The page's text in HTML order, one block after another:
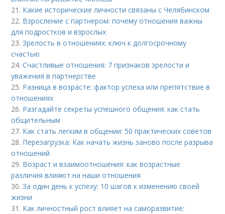
21. Какие исторические личности связаны с Челябинском
22. Взросление с партнером: почему отношения важны
для подростков и взрослых
23.Зрелость в отношениях: ключ к долгосрочному
счастью
24.Счастливые отношения: 7 признаков зрелости и
уважения в партнерстве
25. Разница в возрасте: фактор успеха или препятствие в
отношениях
26. Разгадайте секреты успешного общения: как стать
общительным
27. Как стать легким в общении: 50 практических советов
28. Перезагрузка: Как начать жизнь заново после разрыва
отношений
29. Возраст и взаимоотношения: как возрастные
различия влияют на наши отношения
30.За один день к успеху: 10 шагов к изменению своей
жизни
31. Как личностный рост влияет на саморазвитие: